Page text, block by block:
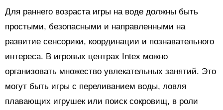
Для раннего возраста игры на воде должны быть
простыми, безопасными и направленными на
развитие сенсорики, координации и познавательного
интереса. В игровых центрах Intex можно
организовать множество увлекательных занятий. Это
могут быть игры с переливанием воды, ловля
плавающих игрушек или поиск сокровищ, в роли